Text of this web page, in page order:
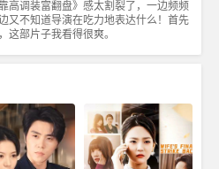
高调装富翻盘》感太割裂了，一边频频
又不知道导演在吃力地表达什么！首先
这部片子我看得很爽。